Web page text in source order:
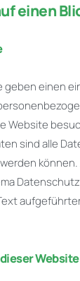
einen
geben einen
Website
sind alle
Website